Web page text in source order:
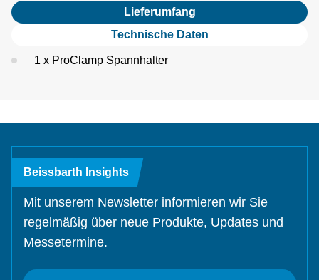
Lieferumfang
Technische Daten
1 x ProClamp Spannhalter
Beissbarth Insights
Mit unserem Newsletter informieren wir Sie
regelmäßig über neue Produkte, Updates und
Messetermine.